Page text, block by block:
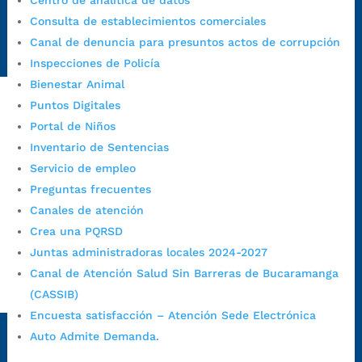
Consulta de establecimientos comerciales
Canal de denuncia para presuntos actos de corrupción
Inspecciones de Policía
Bienestar Animal
Puntos Digitales
Portal de Niños
Inventario de Sentencias
Servicio de empleo
Preguntas frecuentes
Canales de atención
Crea una PQRSD
Juntas administradoras locales 2024-2027
Canal de Atención Salud Sin Barreras de Bucaramanga
(CASSIB)
Encuesta satisfacción – Atención Sede Electrónica
Auto Admite Demanda.
Emergencia: https://emergencia.bucaramanga.gov.co/
Radique aquí su queja disciplinaria:
https://www.bucaramanga.gov.co/gobierno-ciudadanos-
1/secretarias/oficina-de-control-interno-disciplinario/
Alcaldía de Bucaramanga
Alcaldía de Bucaramanga
PrensaBucaramanga
Autorización de Tratamiento de Datos Personales|Política
de Tratamiento de Datos Personales